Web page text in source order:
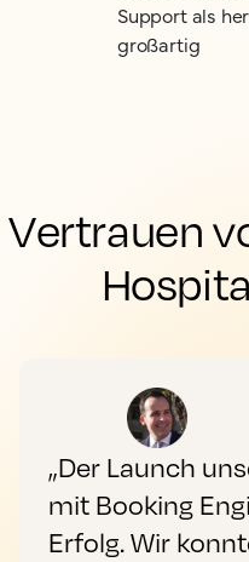
Support als
großartig
Vertrauen
„Der Launch
mit Booking
Erfolg. Wir